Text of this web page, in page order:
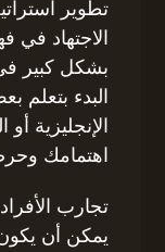
تطوير
الاجتهاد في
بشكل كبير
البدء بتعلم
الإنجليزية
اهتمامك
تجارب
يمكن أن